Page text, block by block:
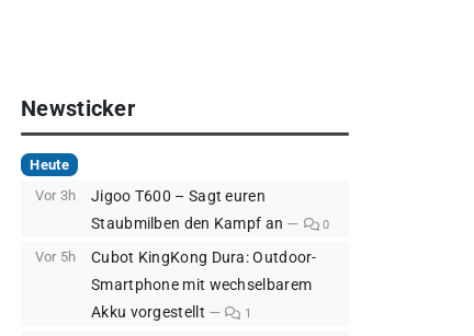
Newsticker
Heute
Vor 3h
Jigoo T600 – Sagt euren
Staubmilben den Kampf an
0
Vor 5h
Cubot KingKong Dura: Outdoor-
Smartphone mit wechselbarem
Akku vorgestellt
1